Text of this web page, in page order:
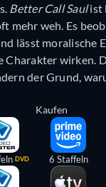
Better Call Saulist
mehr weh. Es
lässt moralische
Charakter wirken.
der Grund,
DVD
Kaufen
6 Staffeln